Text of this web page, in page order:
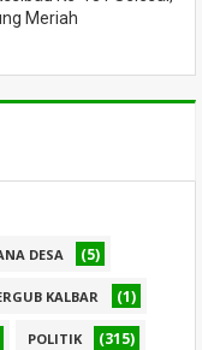
Meriah
DESA (5)
KALBAR (1)
POLITIK (315)